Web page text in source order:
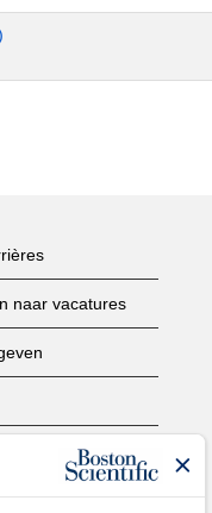
naar vacatures